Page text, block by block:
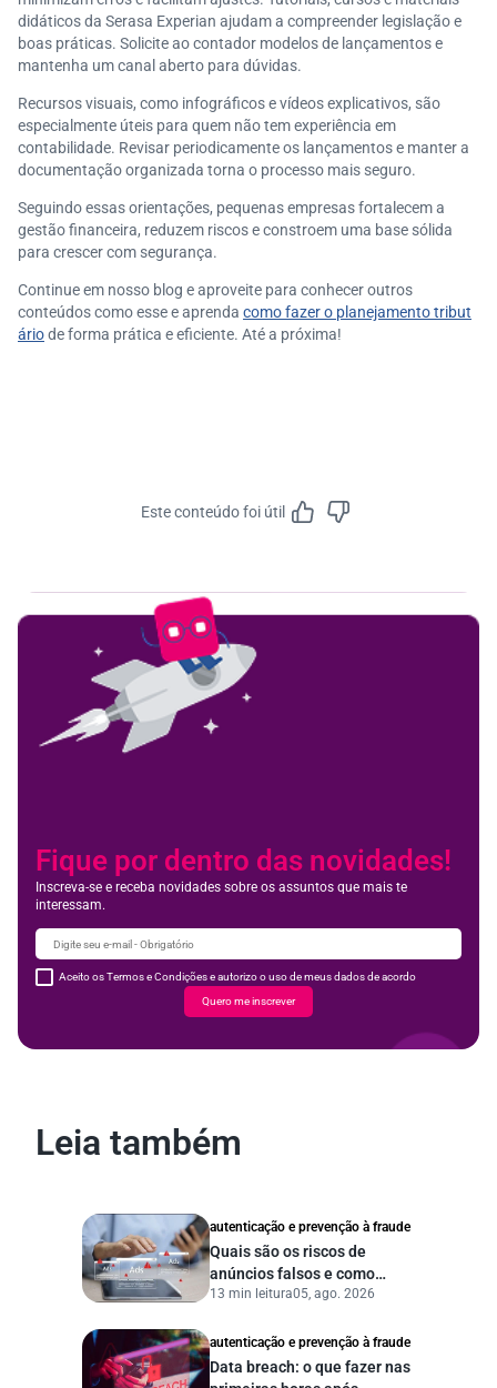
didáticos da Serasa Experian ajudam a compreender legislação e
boas práticas. Solicite ao contador modelos de lançamentos e
mantenha um canal aberto para dúvidas.
Recursos visuais, como infográficos e vídeos explicativos, são
especialmente úteis para quem não tem experiência em
contabilidade. Revisar periodicamente os lançamentos e manter a
documentação organizada torna o processo mais seguro.
Seguindo essas orientações, pequenas empresas fortalecem a
gestão financeira, reduzem riscos e constroem uma base sólida
para crescer com segurança.
Continue em nosso blog e aproveite para conhecer outros
conteúdos como esse e aprenda como fazer o planejamento tribut
áriode forma prática e eficiente. Até a próxima!
Este conteúdo foi útil
Fique por dentro das novidades!
Inscreva-se e receba novidades sobre os assuntos que mais te
interessam.
Aceito os Termos e Condições e autorizo o uso de meus dados de acordo
Quero me inscrever
Leia também
autenticação e prevenção à fraude
Quais são os riscos de
anúncios falsos e como
proteger seu negócio?
13 min leitura05, ago. 2026
autenticação e prevenção à fraude
Data breach: o que fazer nas